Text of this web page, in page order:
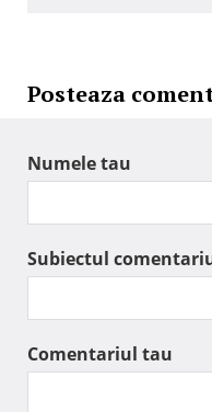
Posteaza
Numele tau
Subiectul
Comentariul tau